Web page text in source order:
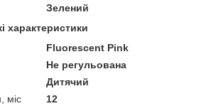
Зелений
характеристики
Fluorescent Pink
Не регульована
Дитячий
міс
12